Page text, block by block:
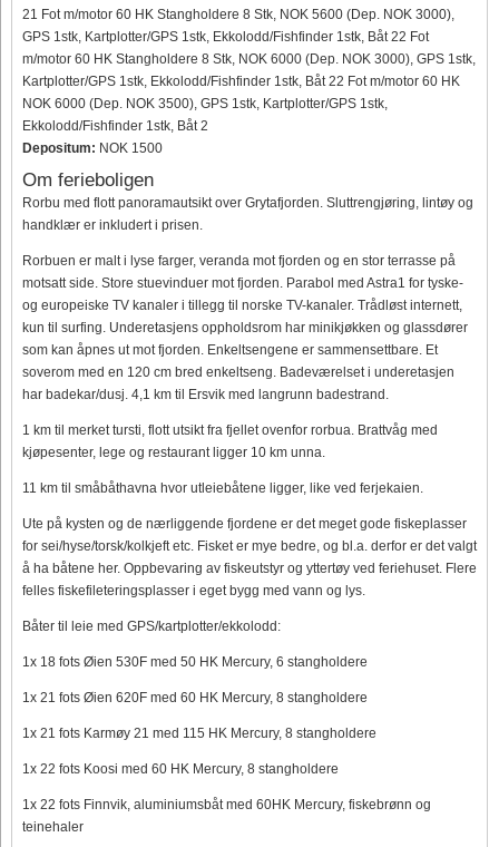
21 Fot m/motor 60 HK Stangholdere 8 Stk, NOK 5600 (Dep. NOK 3000),
GPS 1stk, Kartplotter/GPS 1stk, Ekkolodd/Fishfinder 1stk, Båt 22 Fot
m/motor 60 HK Stangholdere 8 Stk, NOK 6000 (Dep. NOK 3000), GPS 1stk,
Kartplotter/GPS 1stk, Ekkolodd/Fishfinder 1stk, Båt 22 Fot m/motor 60 HK
NOK 6000 (Dep. NOK 3500), GPS 1stk, Kartplotter/GPS 1stk,
Ekkolodd/Fishfinder 1stk, Båt 2
Depositum: NOK 1500
Om ferieboligen
Rorbu med flott panoramautsikt over Grytafjorden. Sluttrengjøring, lintøy og
handklær er inkludert i prisen.
Rorbuen er malt i lyse farger, veranda mot fjorden og en stor terrasse på
motsatt side. Store stuevinduer mot fjorden. Parabol med Astra1 for tyske-
og europeiske TV kanaler i tillegg til norske TV-kanaler. Trådløst internett,
kun til surfing. Underetasjens oppholdsrom har minikjøkken og glassdører
som kan åpnes ut mot fjorden. Enkeltsengene er sammensettbare. Et
soverom med en 120 cm bred enkeltseng. Badeværelset i underetasjen
har badekar/dusj. 4,1 km til Ersvik med langrunn badestrand.
1 km til merket tursti, flott utsikt fra fjellet ovenfor rorbua. Brattvåg med
kjøpesenter, lege og restaurant ligger 10 km unna.
11 km til småbåthavna hvor utleiebåtene ligger, like ved ferjekaien.
Ute på kysten og de nærliggende fjordene er det meget gode fiskeplasser
for sei/hyse/torsk/kolkjeft etc. Fisket er mye bedre, og bl.a. derfor er det valgt
å ha båtene her. Oppbevaring av fiskeutstyr og yttertøy ved feriehuset. Flere
felles fiskefileteringsplasser i eget bygg med vann og lys.
Båter til leie med GPS/kartplotter/ekkolodd:
1x 18 fots Øien 530F med 50 HK Mercury, 6 stangholdere
1x 21 fots Øien 620F med 60 HK Mercury, 8 stangholdere
1x 21 fots Karmøy 21 med 115 HK Mercury, 8 stangholdere
1x 22 fots Koosi med 60 HK Mercury, 8 stangholdere
1x 22 fots Finnvik, aluminiumsbåt med 60HK Mercury, fiskebrønn og
teinehaler